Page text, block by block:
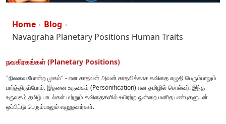
Home › Blog ›
Navagraha Planetary Positions Human Traits
நவகிரகங்கள் (Planetary Positions)
"நிலவை போன்ற முகம்" - என காதலன் அவன் காதலிக்காக கவிதை எழுதி பெரும்பாலும்
பார்த்திருப்போம். இதனை உருவகம் (Personification) என தமிழில் சொல்வர். இந்த
உருவகம் தமிழ் பாடல்கள் மற்றும் கவிதைகளில் உயிரற்ற ஒன்றை மனித பண்புகளுடன்
ஒப்பிட்டு பெரும்பாலும் எழுதுவார்கள்.